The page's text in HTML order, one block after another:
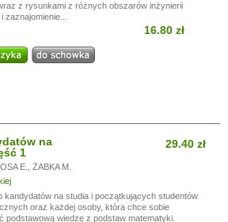
z rysunkami z różnych obszarów inżynierii
zaznajomienie...
16.80 zł
na
1
E.
ŻABKA M.
29.40 zł
kandydatów na studia i początkujących studentów
oraz każdej osoby, która chce sobie
podstawową wiedzę z podstaw matematyki.